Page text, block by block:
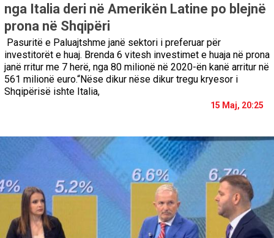
nga Italia deri në Amerikën Latine po blejnë
prona në Shqipëri
Pasuritë e Paluajtshme janë sektori i preferuar për
investitorët e huaj. Brenda 6 vitesh investimet e huaja në prona
janë rritur me 7 herë, nga 80 milionë në 2020-ën kanë arritur në
561 milionë euro.“Nëse dikur nëse dikur tregu kryesor i
Shqipërisë ishte Italia,
15 Maj, 20:25